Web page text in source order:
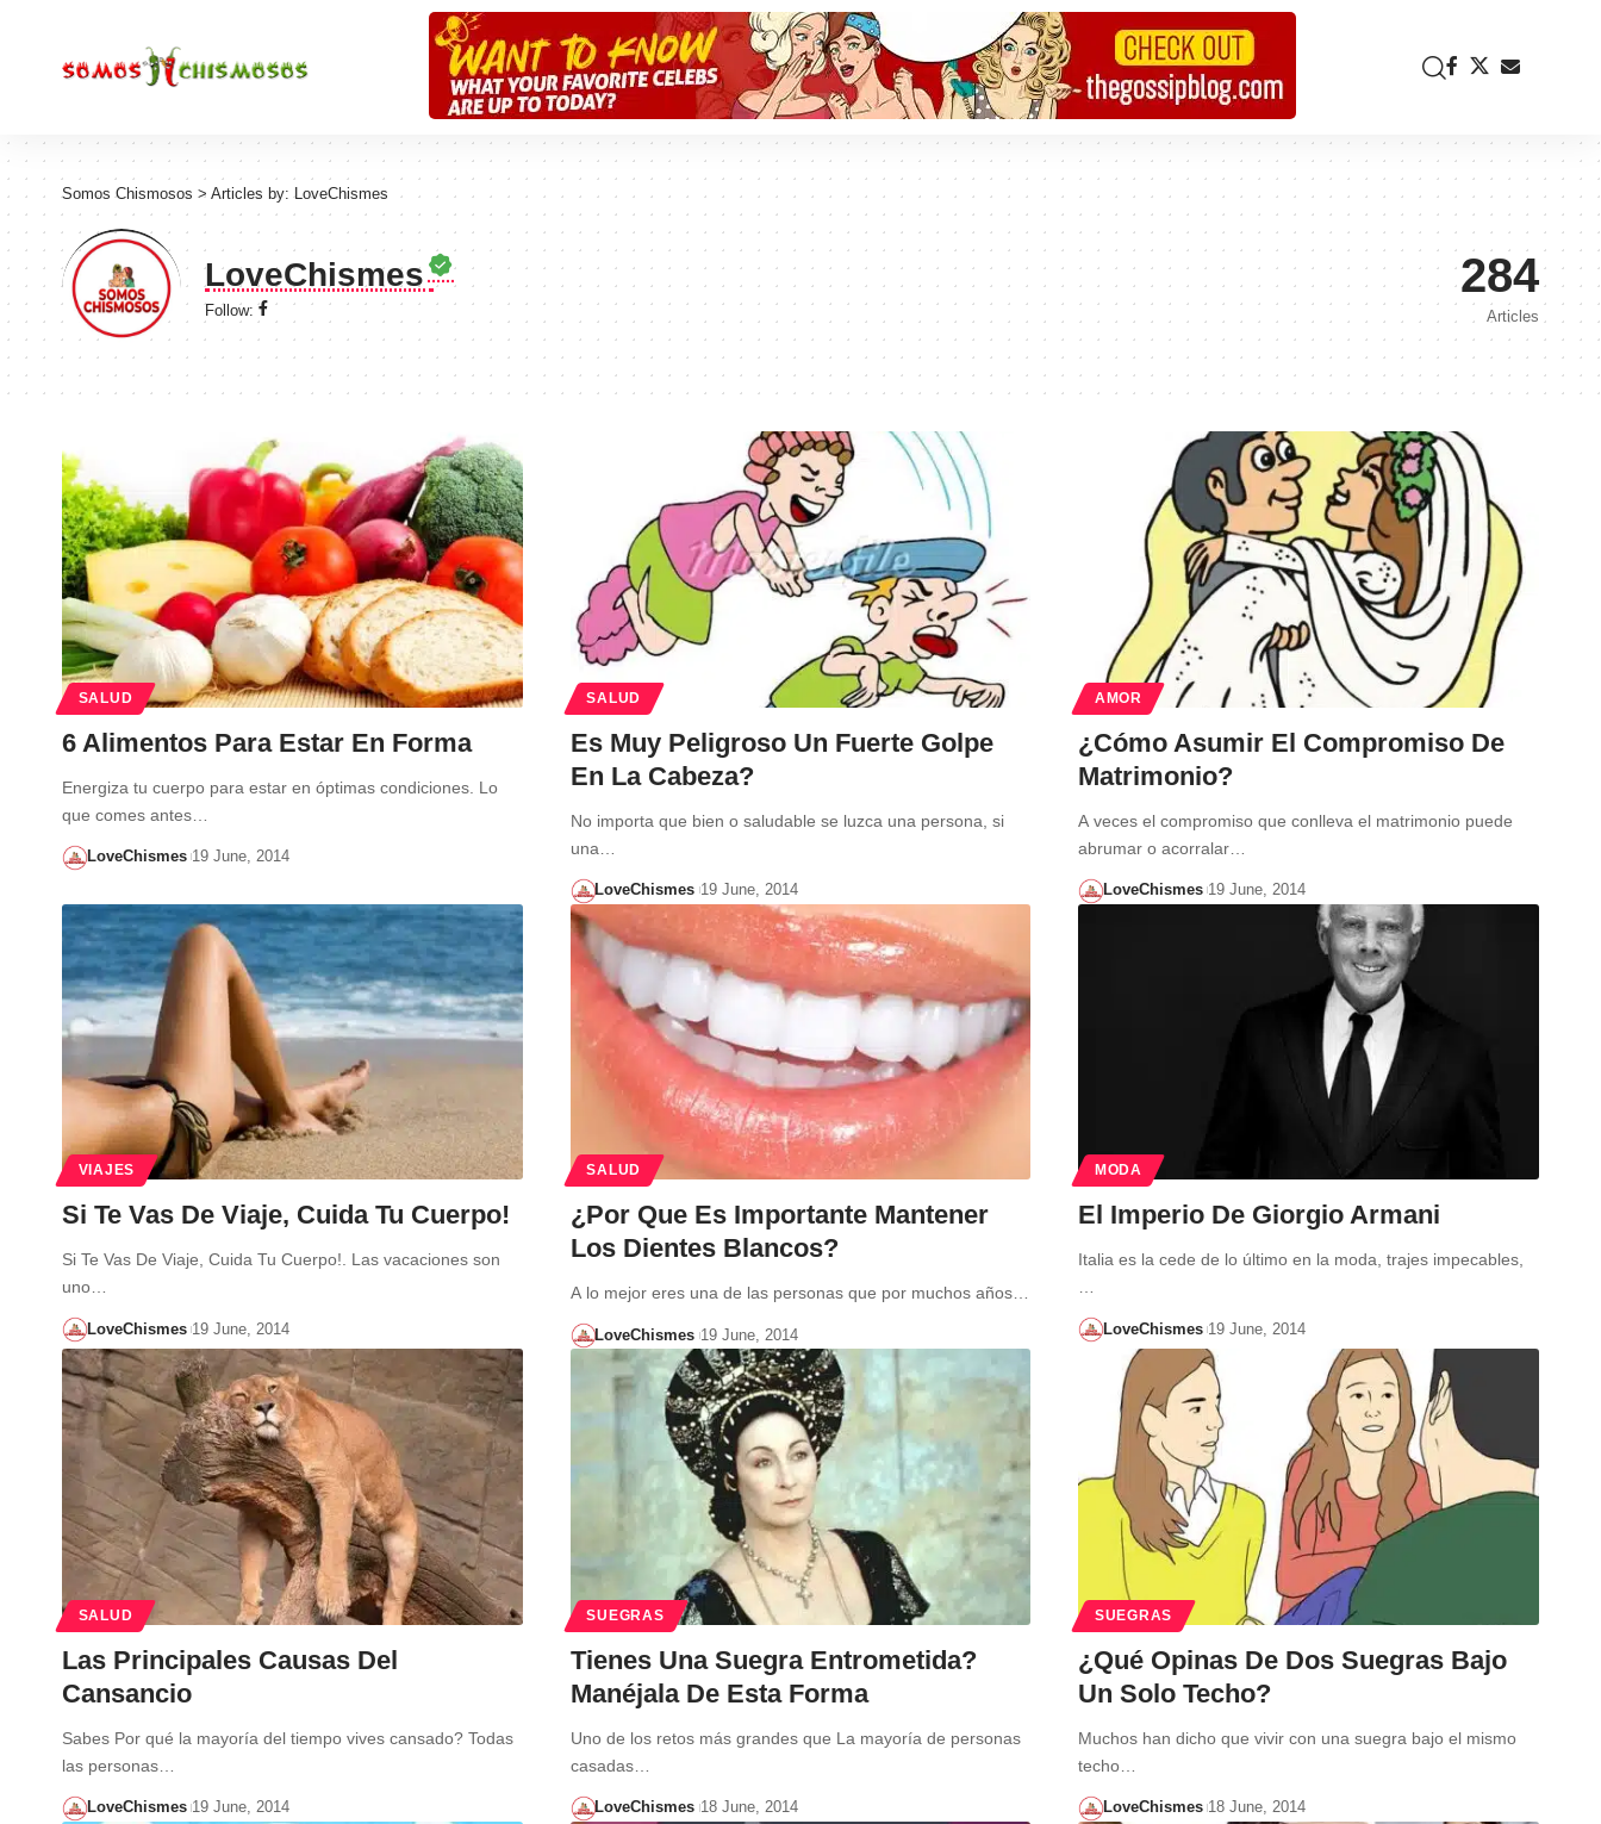
Somos Chismosos > Articles by: LoveChismes
LoveChismes
Follow:
284
Articles
SALUD
6 Alimentos Para Estar En Forma
Energiza tu cuerpo para estar en óptimas condiciones. Lo
que comes antes…
LoveChismes 19 June, 2014
SALUD
Es Muy Peligroso Un Fuerte Golpe
En La Cabeza?
No importa que bien o saludable se luzca una persona, si
una…
LoveChismes 19 June, 2014
AMOR
¿Cómo Asumir El Compromiso De
Matrimonio?
A veces el compromiso que conlleva el matrimonio puede
abrumar o acorralar…
LoveChismes 19 June, 2014
VIAJES
Si Te Vas De Viaje, Cuida Tu Cuerpo!
Si Te Vas De Viaje, Cuida Tu Cuerpo!. Las vacaciones son
uno…
LoveChismes 19 June, 2014
SALUD
¿Por Que Es Importante Mantener
Los Dientes Blancos?
A lo mejor eres una de las personas que por muchos años…
LoveChismes 19 June, 2014
MODA
El Imperio De Giorgio Armani
Italia es la cede de lo último en la moda, trajes impecables,
…
LoveChismes 19 June, 2014
SALUD
Las Principales Causas Del
Cansancio
Sabes Por qué la mayoría del tiempo vives cansado? Todas
las personas…
LoveChismes 19 June, 2014
SUEGRAS
Tienes Una Suegra Entrometida?
Manéjala De Esta Forma
Uno de los retos más grandes que La mayoría de personas
casadas…
LoveChismes 18 June, 2014
SUEGRAS
¿Qué Opinas De Dos Suegras Bajo
Un Solo Techo?
Muchos han dicho que vivir con una suegra bajo el mismo
techo…
LoveChismes 18 June, 2014